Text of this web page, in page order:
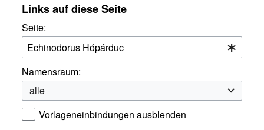
Links auf diese Seite
Seite:
Namensraum:
alle
Vorlageneinbindungen ausblenden